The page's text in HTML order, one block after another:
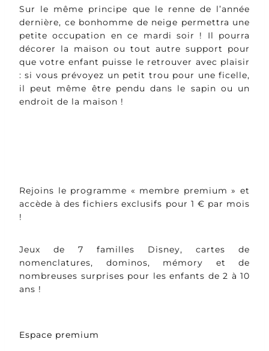
Sur le même principe que le renne de l’année
dernière, ce bonhomme de neige permettra une
petite occupation en ce mardi soir ! Il pourra
décorer la maison ou tout autre support pour
que votre enfant puisse le retrouver avec plaisir
: si vous prévoyez un petit trou pour une ficelle,
il peut même être pendu dans le sapin ou un
endroit de la maison !
Rejoins le programme « membre premium » et
accède à des fichiers exclusifs pour 1 € par mois
!
Jeux de 7 familles Disney, cartes de
nomenclatures, dominos, mémory et de
nombreuses surprises pour les enfants de 2 à 10
ans !
Espace premium